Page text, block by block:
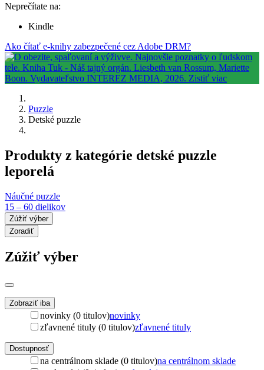
Neprečítate na:
Kindle
Ako čítať e-knihy zabezpečené cez Adobe DRM?
Puzzle
Detské puzzle
Produkty z kategórie detské puzzle
leporelá
Náučné puzzle
15 – 60 dielikov
Zúžiť výber
Zoradiť
Zúžiť výber
Zobraziť iba
novinky (0 titulov)novinky
zľavnené tituly (0 titulov)zľavnené tituly
Dostupnosť
na centrálnom sklade (0 titulov)na centrálnom sklade